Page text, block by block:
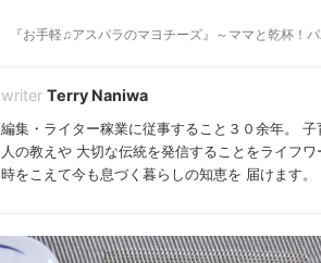
『お手軽♫アスパラのマヨチーズ』～ママと乾杯！
Terry Naniwa
編集・ライター稼業に従事すること３０余年。
人の教えや 大切な伝統を発信することをライフ
時をこえて今も息づく暮らしの知恵を 届けます。